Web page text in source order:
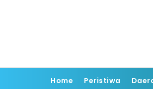
Home Peristiwa